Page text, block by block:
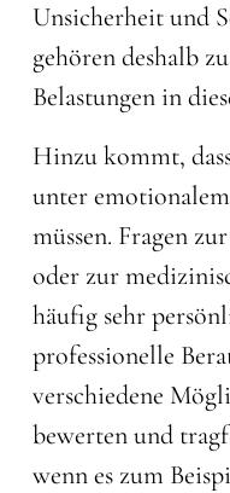
Unsicherheit und
gehören deshalb
Belastungen in
Hinzu kommt,
unter
müssen. Fragen
oder zur
häufig sehr
professionelle
verschiedene
bewerten und
wenn es zum